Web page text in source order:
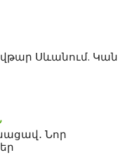
Սևանում. Կան
Նոր